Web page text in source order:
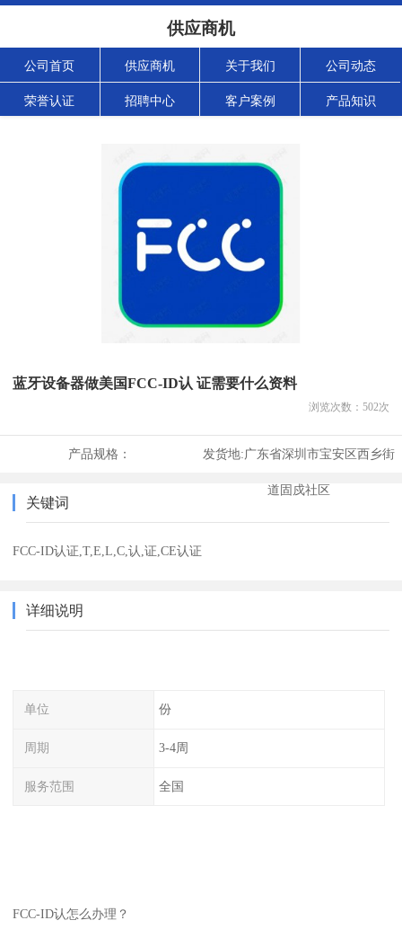
供应商机
公司首页 供应商机 关于我们 公司动态
荣誉认证 招聘中心 客户案例 产品知识
蓝牙设备器做美国FCC-ID认 证需要什么资料
浏览次数： 502次
产品规格： 发货地:广东省深圳市宝安区西乡街
道固戍社区
关键词
FCC-ID认证,T,E,L,C,认,证,CE认证
详细说明
单位 份
周期 3-4周
服务范围 全国
FCC-ID认怎么办理？